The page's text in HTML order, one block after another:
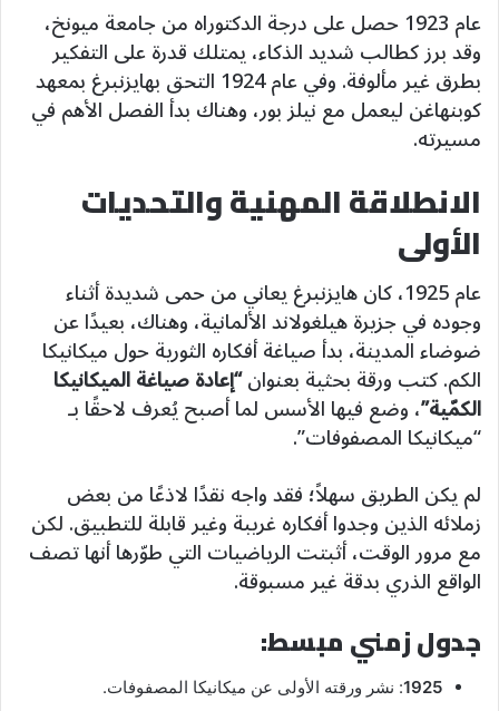
عام 1923 حصل على درجة الدكتوراه من جامعة ميونخ،
وقد برز كطالب شديد الذكاء، يمتلك قدرة على التفكير
بطرق غير مألوفة. وفي عام 1924 التحق بهايزنبرغ بمعهد
كوبنهاغن ليعمل مع نيلز بور، وهناك بدأ الفصل الأهم في
مسيرته.
الانطلاقة المهنية والتحديات
الأولى
عام 1925، كان هايزنبرغ يعاني من حمى شديدة أثناء
وجوده في جزيرة هيلغولاند الألمانية، وهناك، بعيدًا عن
ضوضاء المدينة، بدأ صياغة أفكاره الثورية حول ميكانيكا
الكم. كتب ورقة بحثية بعنوان“إعادة صياغة الميكانيكا
الكمّية”، وضع فيها الأسس لما أصبح يُعرف لاحقًا بـ
“ميكانيكا المصفوفات”.
لم يكن الطريق سهلاً؛ فقد واجه نقدًا لاذعًا من بعض
زملائه الذين وجدوا أفكاره غريبة وغير قابلة للتطبيق. لكن
مع مرور الوقت، أثبتت الرياضيات التي طوّرها أنها تصف
الواقع الذري بدقة غير مسبوقة.
جدول زمني مبسط:
1925: نشر ورقته الأولى عن ميكانيكا المصفوفات.